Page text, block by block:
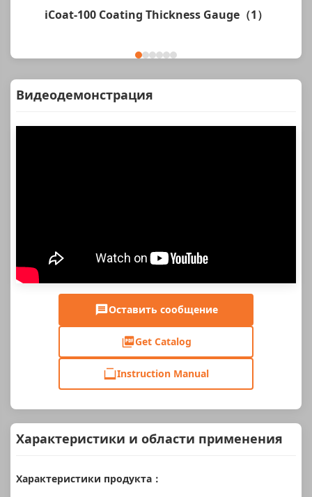
iCoat-100 Coating Thickness Gauge（1）
Видеодемонстрация
Оставить сообщение
Get Catalog
Instruction Manual
Характеристики и области применения
Характеристики продукта：